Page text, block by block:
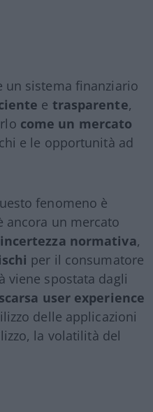
un sistema finanziario
e trasparente,
come un mercato
e le opportunità ad
fenomeno è
ancora un mercato
normativa,
per il consumatore
viene spostata dagli
scarsa user experience
delle applicazioni
la volatilità del